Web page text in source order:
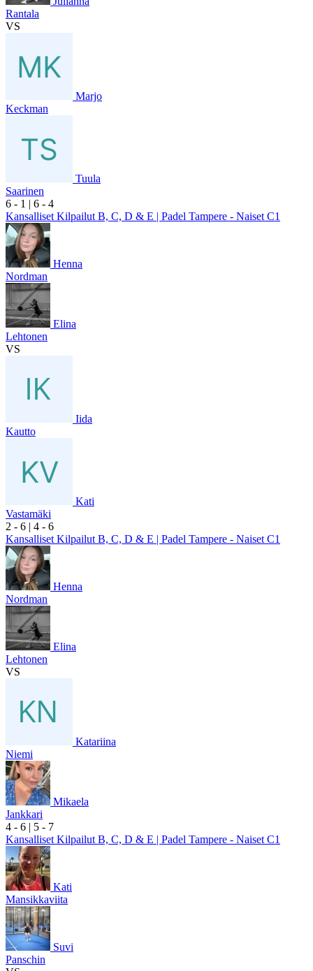
Rantala
VS
Marjo
Keckman
Tuula
Saarinen
6 - 1 | 6 - 4
Kansalliset Kilpailut B, C, D & E | Padel Tampere - Naiset C1
Henna
Nordman
Elina
Lehtonen
VS
Iida
Kautto
Kati
Vastamäki
2 - 6 | 4 - 6
Kansalliset Kilpailut B, C, D & E | Padel Tampere - Naiset C1
Henna
Nordman
Elina
Lehtonen
VS
Katariina
Niemi
Mikaela
Jankkari
4 - 6 | 5 - 7
Kansalliset Kilpailut B, C, D & E | Padel Tampere - Naiset C1
Kati
Mansikkaviita
Suvi
Panschin